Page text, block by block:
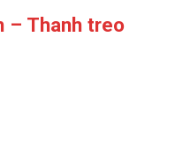
– Thanh treo